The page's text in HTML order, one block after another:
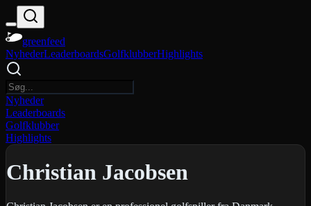
greenfeed
NyhederLeaderboardsGolfklubberHighlights
Nyheder
Leaderboards
Golfklubber
Highlights
Christian Jacobsen